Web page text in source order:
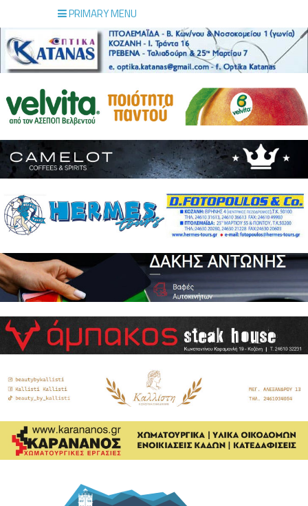
PRIMARY MENU